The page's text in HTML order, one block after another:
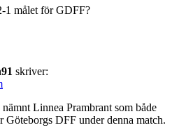
1 målet för GDFF?
skriver:
Linnea Prambrant som både
Göteborgs DFF under denna match.